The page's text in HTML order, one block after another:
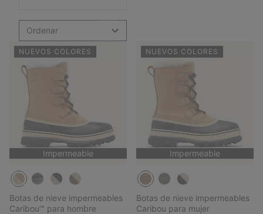
Ordenar
NUEVOS COLORES
Impermeable
Botas de nieve impermeables
Caribou™ para hombre
NUEVOS COLORES
Impermeable
Botas de nieve impermeables
Caribou para mujer